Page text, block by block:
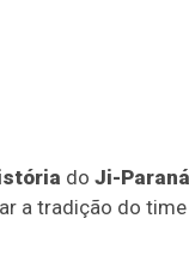
do Ji-Paraná
a tradição do time